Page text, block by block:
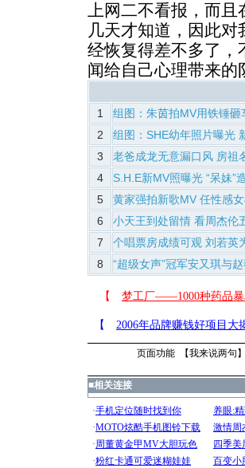
上网二不看报，而
几天才知道，因此
经恢复得差不多了，
闻给自己心理带来的
1
组图：朱茵拍MV用铁锤
2
组图：SHE幼年照片曝光
3
老爸成龙无意漏口风 房祖
4
S.H.E新MV照曝光 “呆妹”
5
黄家强拍新歌MV 任性感
6
小天王到处留情 看周杰伦
7
个唱票房成绩可观 刘若英
8
“超级女声”冠军安又琪与赵
页面功能 【我来说两句
■相关连接